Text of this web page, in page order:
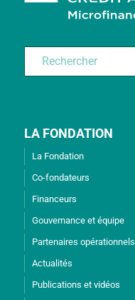
LA FONDATION
La Fondation
Co-fondateurs
Financeurs
Gouvernance et équipe
Partenaires opérationnels
Actualités
Publications et vidéos